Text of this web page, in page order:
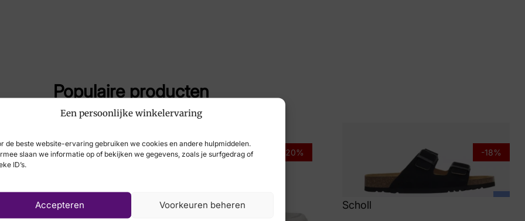
Een persoonlijke winkelervaring
de beste website-ervaring gebruiken we cookies en andere hulpmiddelen.
slaan we informatie op of bekijken we gegevens, zoals je surfgedrag of
ID’s.
Accepteren Voorkeuren beheren
Populaire producten
-20% -18%
Scholl